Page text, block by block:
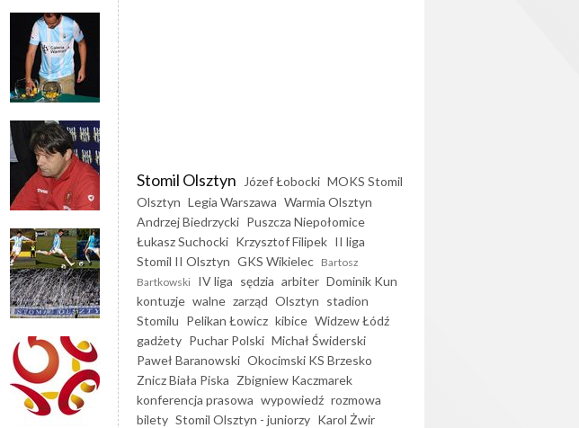
Stomil Olsztyn Józef Łobocki MOKS Stomil
Olsztyn Legia Warszawa Warmia Olsztyn
Andrzej Biedrzycki Puszcza Niepołomice
Łukasz Suchocki Krzysztof Filipek II liga
Stomil II Olsztyn GKS Wikielec Bartosz
Bartkowski IV liga sędzia arbiter Dominik Kun
kontuzje walne zarząd Olsztyn stadion
Stomilu Pelikan Łowicz kibice Widzew Łódź
gadżety Puchar Polski Michał Świderski
Paweł Baranowski Okocimski KS Brzesko
Znicz Biała Piska Zbigniew Kaczmarek
konferencja prasowa wypowiedź rozmowa
bilety Stomil Olsztyn - juniorzy Karol Żwir